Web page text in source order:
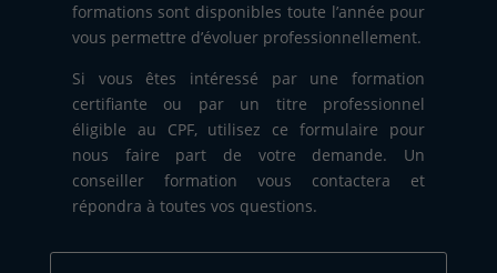
formations sont disponibles toute l’année pour
vous permettre d’évoluer professionnellement.
Si vous êtes intéressé par une formation
certifiante ou par un titre professionnel
éligible au CPF, utilisez ce formulaire pour
nous faire part de votre demande. Un
conseiller formation vous contactera et
répondra à toutes vos questions.